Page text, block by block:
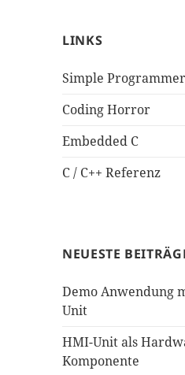
LINKS
Simple Programmer
Coding Horror
Embedded C
C / C++ Referenz
NEUESTE
Demo Anwendung
Unit
HMI-Unit als
Komponente